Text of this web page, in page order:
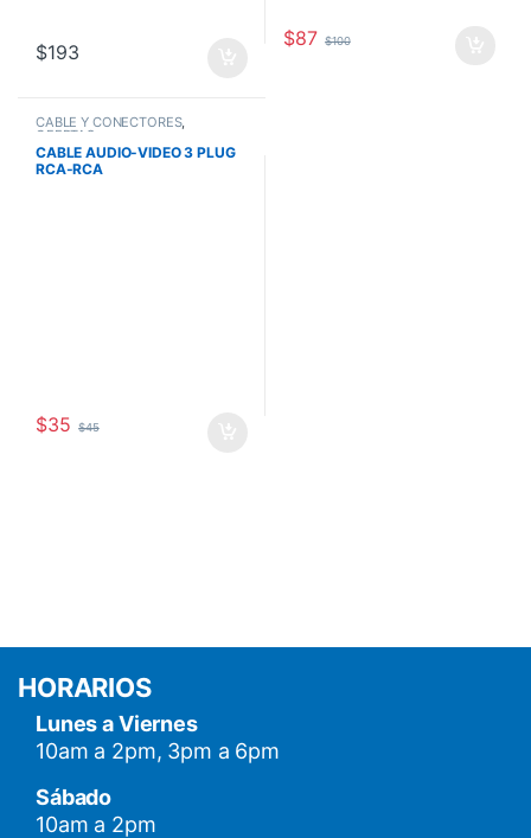
$193
$87 $100
CABLE Y CONECTORES,
OFERTAS
CABLE AUDIO-VIDEO 3 PLUG
RCA-RCA
$35 $45
HORARIOS
Lunes a Viernes
10am a 2pm, 3pm a 6pm
Sábado
10am a 2pm